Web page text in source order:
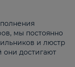
мы постоянно
и люстр
достигают